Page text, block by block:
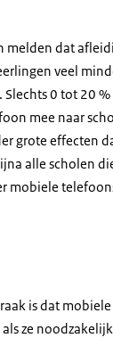
melden dat
veel
0 tot 20
mee naar
grote effecten
alle scholen
mobiele
is dat
ze